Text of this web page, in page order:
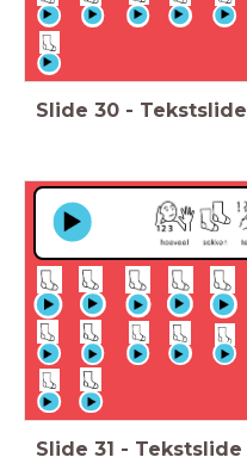
Slide 30 - Tekstslide
Slide 31 - Tekstslide